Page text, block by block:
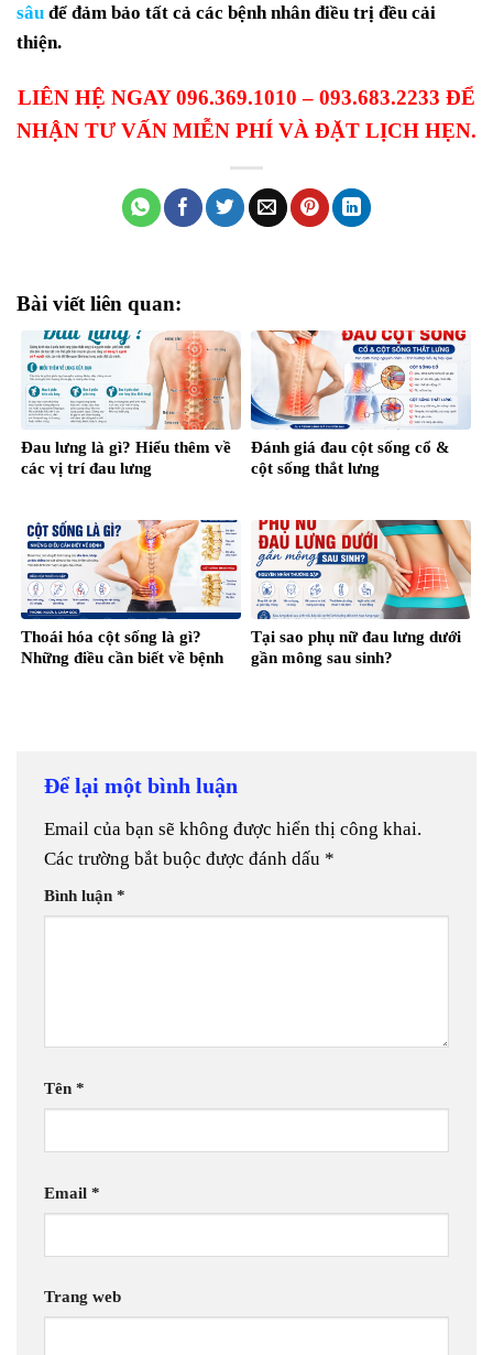
sâu để đảm bảo tất cả các bệnh nhân điều trị đều cải
thiện.
LIÊN HỆ NGAY 096.369.1010 – 093.683.2233 ĐỂ
NHẬN TƯ VẤN MIỄN PHÍ VÀ ĐẶT LỊCH HẸN.
Bài viết liên quan:
Đau lưng là gì? Hiểu thêm về
các vị trí đau lưng
Đánh giá đau cột sống cổ &
cột sống thắt lưng
Thoái hóa cột sống là gì?
Những điều cần biết về bệnh
Tại sao phụ nữ đau lưng dưới
gần mông sau sinh?
Để lại một bình luận
Email của bạn sẽ không được hiển thị công khai.
Các trường bắt buộc được đánh dấu *
Bình luận *
Tên *
Email *
Trang web